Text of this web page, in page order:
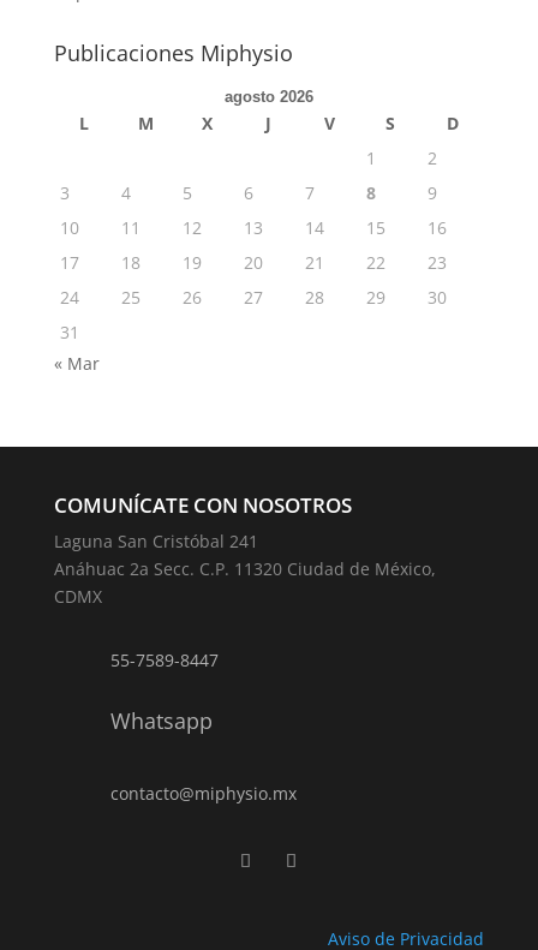
Publicaciones Miphysio
agosto 2026
L M X J V S
D
1
2
3
4 5 6 7 8
9
10
11 12 13 14 15
16
17
18 19 20 21 22
23
24
25 26 27 28 29
30
31
« Mar
COMUNÍCATE CON NOSOTROS
Laguna San Cristóbal 241
Anáhuac 2a Secc. C.P. 11320 Ciudad de México,
CDMX
55-7589-8447
Whatsapp
contacto@miphysio.mx
Aviso de Privacidad